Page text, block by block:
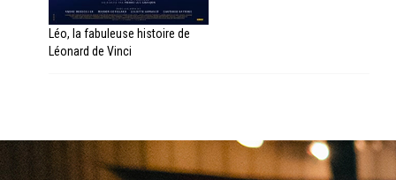
Léo, la fabuleuse histoire de
Léonard de Vinci